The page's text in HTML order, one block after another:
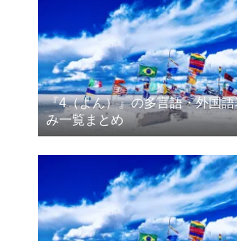
『4（よん）』の多言語・外国
み一覧まとめ